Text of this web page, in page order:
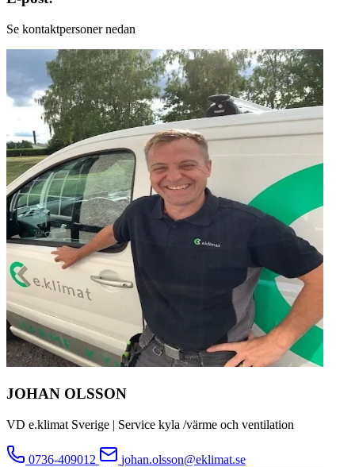
Se kontaktpersoner nedan
JOHAN OLSSON
VD e.klimat Sverige | Service kyla /värme och ventilation
0736-409012 johan.olsson@eklimat.se